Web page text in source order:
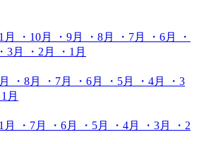
月 ・10月 ・9月 ・8月 ・7月 ・6月
・
・3月 ・2月
・1月
・8月 ・7月 ・6月 ・5月 ・4月
・3
1月
月 ・7月 ・6月 ・5月 ・4月 ・3月
・2